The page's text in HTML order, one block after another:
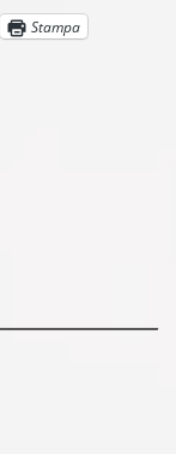
Stampa